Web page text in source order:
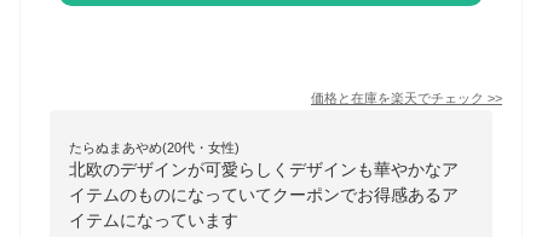
価格と在庫を楽天でチェック >>
たらぬまあやめ(20代・女性)
北欧のデザインが可愛らしくデザインも華やかなア
イテムのものになっていてクーポンでお得感あるア
イテムになっています